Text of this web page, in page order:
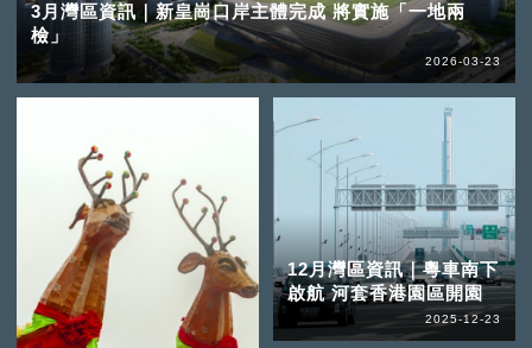
3月灣區資訊｜新皇崗口岸主體完成 將實施「一地兩
檢」
2026-03-23
12月灣區資訊｜粵車南下
啟航 河套香港園區開園
2025-12-23